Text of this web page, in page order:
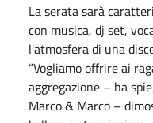
La serata sarà
con musica, dj set,
l'atmosfera di una
“Vogliamo offrire ai
aggregazione – ha
Marco & Marco –